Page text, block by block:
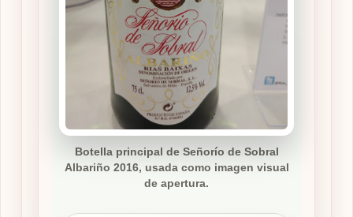
Botella principal de Señorío de Sobral
Albariño 2016, usada como imagen visual
de apertura.